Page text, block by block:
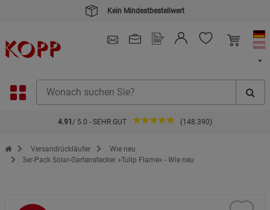
Kein Mindestbestellwert
4.91 / 5.0 - SEHR GUT (148.390)
Zur Startseite des Kopp Verlag Online-Shop
Versandrückläufer
Wie neu
3er-Pack Solar-Gartenstecker »Tulip Flame« - Wie neu